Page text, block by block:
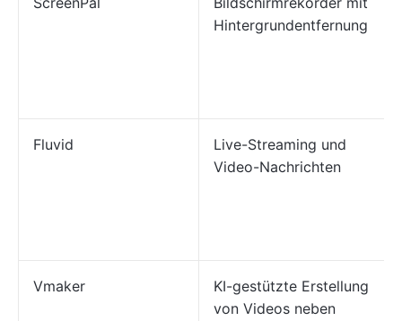
Hintergrundentfernung
Fluvid
Live-Streaming und
Video-Nachrichten
Vmaker
KI-gestützte Erstellung
von Videos neben